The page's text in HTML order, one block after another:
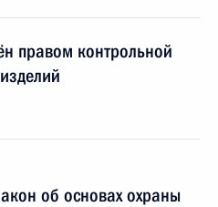
правом контрольной
об основах охраны